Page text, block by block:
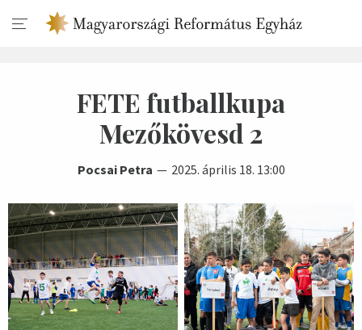
FETE futballkupa
Mezőkövesd 2
Pocsai Petra 2025. április 18. 13:00